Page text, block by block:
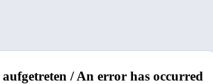
/ An error has occurred